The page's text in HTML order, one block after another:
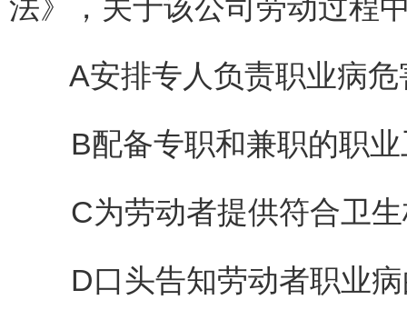
法》，关于该公司劳动过程
A安排专人负责职业病危
B配备专职和兼职的职业
C为劳动者提供符合卫生
D口头告知劳动者职业病